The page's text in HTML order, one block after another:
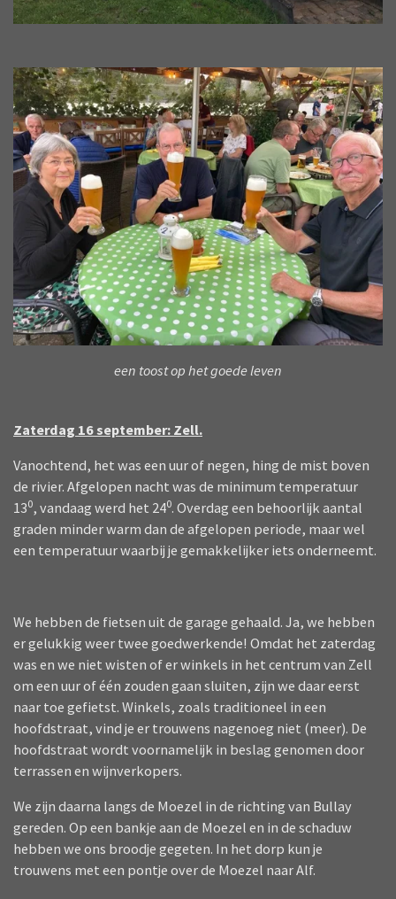
een toost op het goede leven
Zaterdag 16 september: Zell.
Vanochtend, het was een uur of negen, hing de mist boven
de rivier. Afgelopen nacht was de minimum temperatuur
130, vandaag werd het 240. Overdag een behoorlijk aantal
graden minder warm dan de afgelopen periode, maar wel
een temperatuur waarbij je gemakkelijker iets onderneemt.
We hebben de fietsen uit de garage gehaald. Ja, we hebben
er gelukkig weer twee goedwerkende! Omdat het zaterdag
was en we niet wisten of er winkels in het centrum van Zell
om een uur of één zouden gaan sluiten, zijn we daar eerst
naar toe gefietst. Winkels, zoals traditioneel in een
hoofdstraat, vind je er trouwens nagenoeg niet (meer). De
hoofdstraat wordt voornamelijk in beslag genomen door
terrassen en wijnverkopers.
We zijn daarna langs de Moezel in de richting van Bullay
gereden. Op een bankje aan de Moezel en in de schaduw
hebben we ons broodje gegeten. In het dorp kun je
trouwens met een pontje over de Moezel naar Alf.